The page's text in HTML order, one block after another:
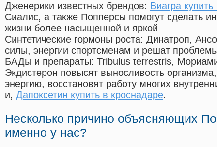
Дженерики известных брендов: Виагра купить
Сиалис, а также Попперсы помогут сделать
жизни более насыщенной и яркой
Синтетические гормоны роста: Динатроп,
силы, энергии спортсменам и решат
БАДы и препараты: Tribulus terrestris,
Экдистерон повысят выносливость
энергию, восстановят работу многих
и, Дапоксетин купить в кроснадаре.
Несколько причино объясняющих
именно у нас?